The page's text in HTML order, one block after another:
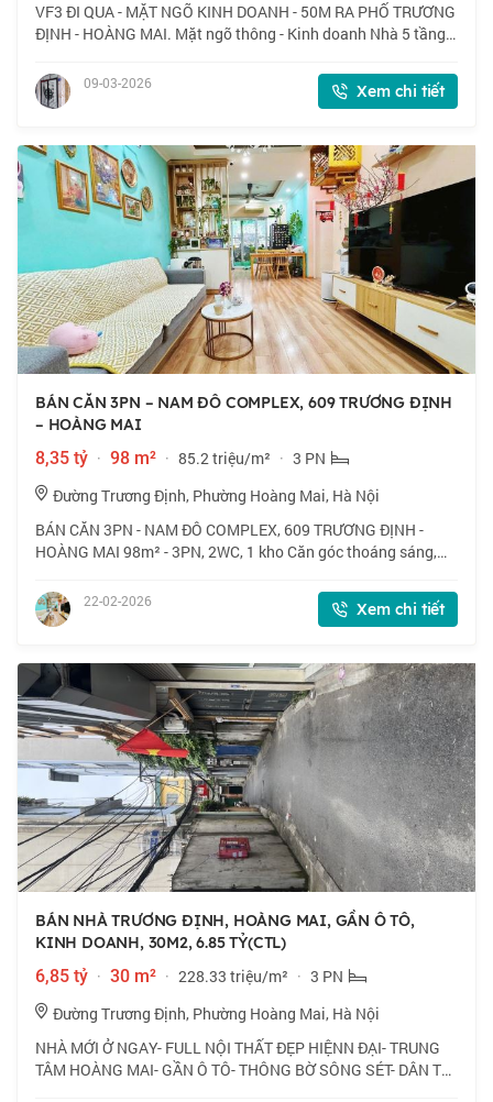
VF3 ĐI QUA - MẶT NGÕ KINH DOANH - 50M RA PHỐ TRƯƠNG
ĐỊNH - HOÀNG MAI. Mặt ngõ thông - Kinh doanh Nhà 5 tầng -
khách. + Tầng 2 ; Phòng ăn + Bế
09-03-2026 Xem chi tiết
BÁN CĂN 3PN – NAM ĐÔ COMPLEX, 609 TRƯƠNG ĐỊNH
– HOÀNG MAI
8,35 tỷ · 98 m² · 85.2 triệu/m² · 3 PN
Đường Trương Định, Phường Hoàng Mai, Hà Nội
BÁN CĂN 3PN - NAM ĐÔ COMPLEX, 609 TRƯƠNG ĐỊNH -
HOÀNG MAI 98m² - 3PN, 2WC, 1 kho Căn góc thoáng sáng,
Tòa 25 tầng, 2 hầm, 3 thang máy, an n
22-02-2026 Xem chi tiết
BÁN NHÀ TRƯƠNG ĐỊNH, HOÀNG MAI, GẦN Ô TÔ,
KINH DOANH, 30M2, 6.85 TỶ(CTL)
6,85 tỷ · 30 m² · 228.33 triệu/m² · 3 PN
Đường Trương Định, Phường Hoàng Mai, Hà Nội
NHÀ MỚI Ở NGAY- FULL NỘI THẤT ĐẸP HIỆNN ĐẠI- TRUNG
TÂM HOÀNG MAI- GẦN Ô TÔ- THÔNG BỜ SÔNG SÉT- DÂN TRÍ